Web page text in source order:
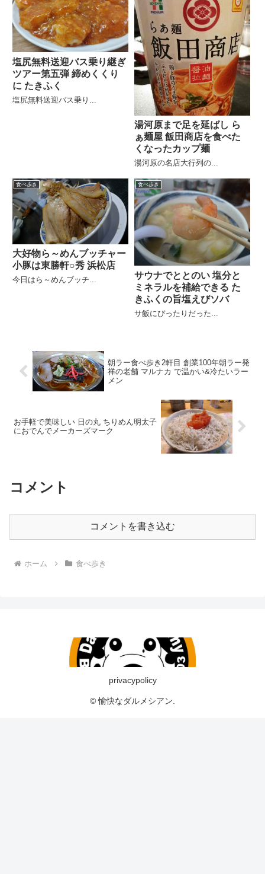
塩尻無料送迎バス乗り継ぎ
ツアー第五弾 締めくくり
に たきふく
塩尻無料送迎バス乗り...
湯河原まで足を延ばし ら
ぁ麺屋 飯田商店を食べた
くなったカップ麺
湯河原の名店大行列の...
食べ歩き
大好物ら～めんブッチャー
小豚は東勝軒○秀 浜松店
今日はら～めんブッチ...
食べ歩き
サウナでととのい 塩分と
ミネラルを補給できる た
きふくの旨塩えびソバ
サ飯にぴったりだった...
朝ラー食べ歩き2軒目 創業100年朝ラー発
祥の老舗 マルナカ で温かい&冷たいラー
メン
お手軽で美味しい 日の丸 ちりめん明太子
におでんでメーカーズマーク
コメント
コメントを書き込む
ホーム 食べ歩き
privacypolicy
© 愉快なダルメシアン.